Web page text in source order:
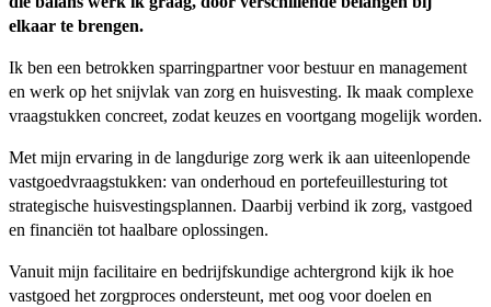
elkaar te brengen.
Ik ben een betrokken sparringpartner voor bestuur en management
en werk op het snijvlak van zorg en huisvesting. Ik maak complexe
vraagstukken concreet, zodat keuzes en voortgang mogelijk worden.
Met mijn ervaring in de langdurige zorg werk ik aan uiteenlopende
vastgoedvraagstukken: van onderhoud en portefeuillesturing tot
strategische huisvestingsplannen. Daarbij verbind ik zorg, vastgoed
en financiën tot haalbare oplossingen.
Vanuit mijn facilitaire en bedrijfskundige achtergrond kijk ik hoe
vastgoed het zorgproces ondersteunt, met oog voor doelen en